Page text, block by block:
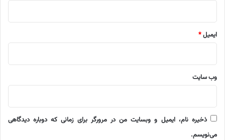
ایمیل*
وب‌ سایت
ذخیره نام، ایمیل و وبسایت من در مرورگر برای زمانی که دوباره دیدگاهی
می‌نویسم.